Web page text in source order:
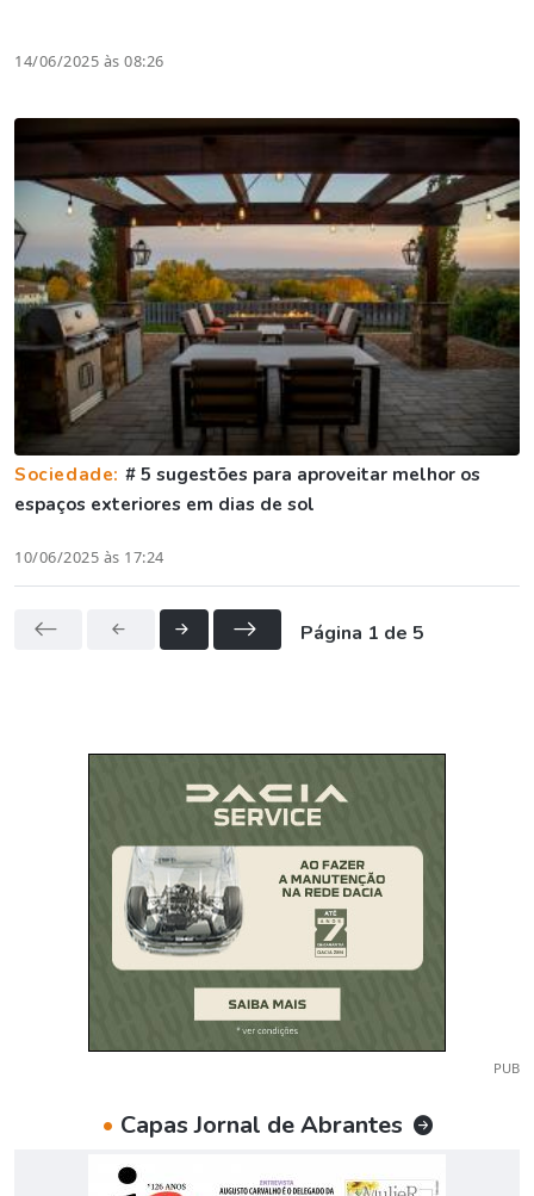
14/06/2025 às 08:26
Sociedade: # 5 sugestões para aproveitar melhor os
espaços exteriores em dias de sol
10/06/2025 às 17:24
Página 1 de 5
PUB
• Capas Jornal de Abrantes